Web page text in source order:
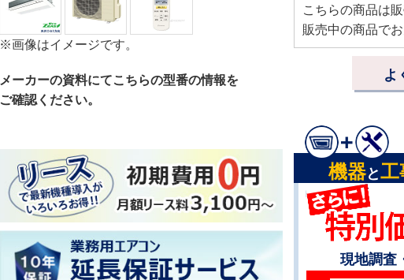
※画像はイメージです。
メーカーの資料にてこちらの型番の情報を
ご確認ください。
こちらの商品は
販売中の商品で
よ
機器と工
現地調査